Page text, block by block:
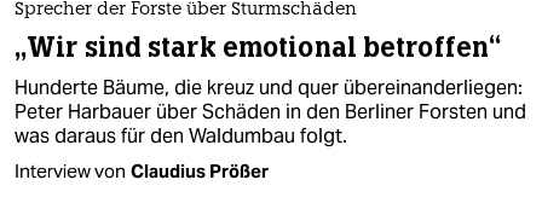
Sprecher der Forste über Sturmschäden
„Wir sind stark emotional betroffen“
Hunderte Bäume, die kreuz und quer übereinanderliegen:
Peter Harbauer über Schäden in den Berliner Forsten und
was daraus für den Waldumbau folgt.
Interview von Claudius Prößer